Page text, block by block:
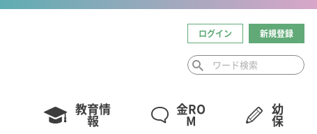
ログイン 新規登録
教育情
報
金RO
M
幼
保